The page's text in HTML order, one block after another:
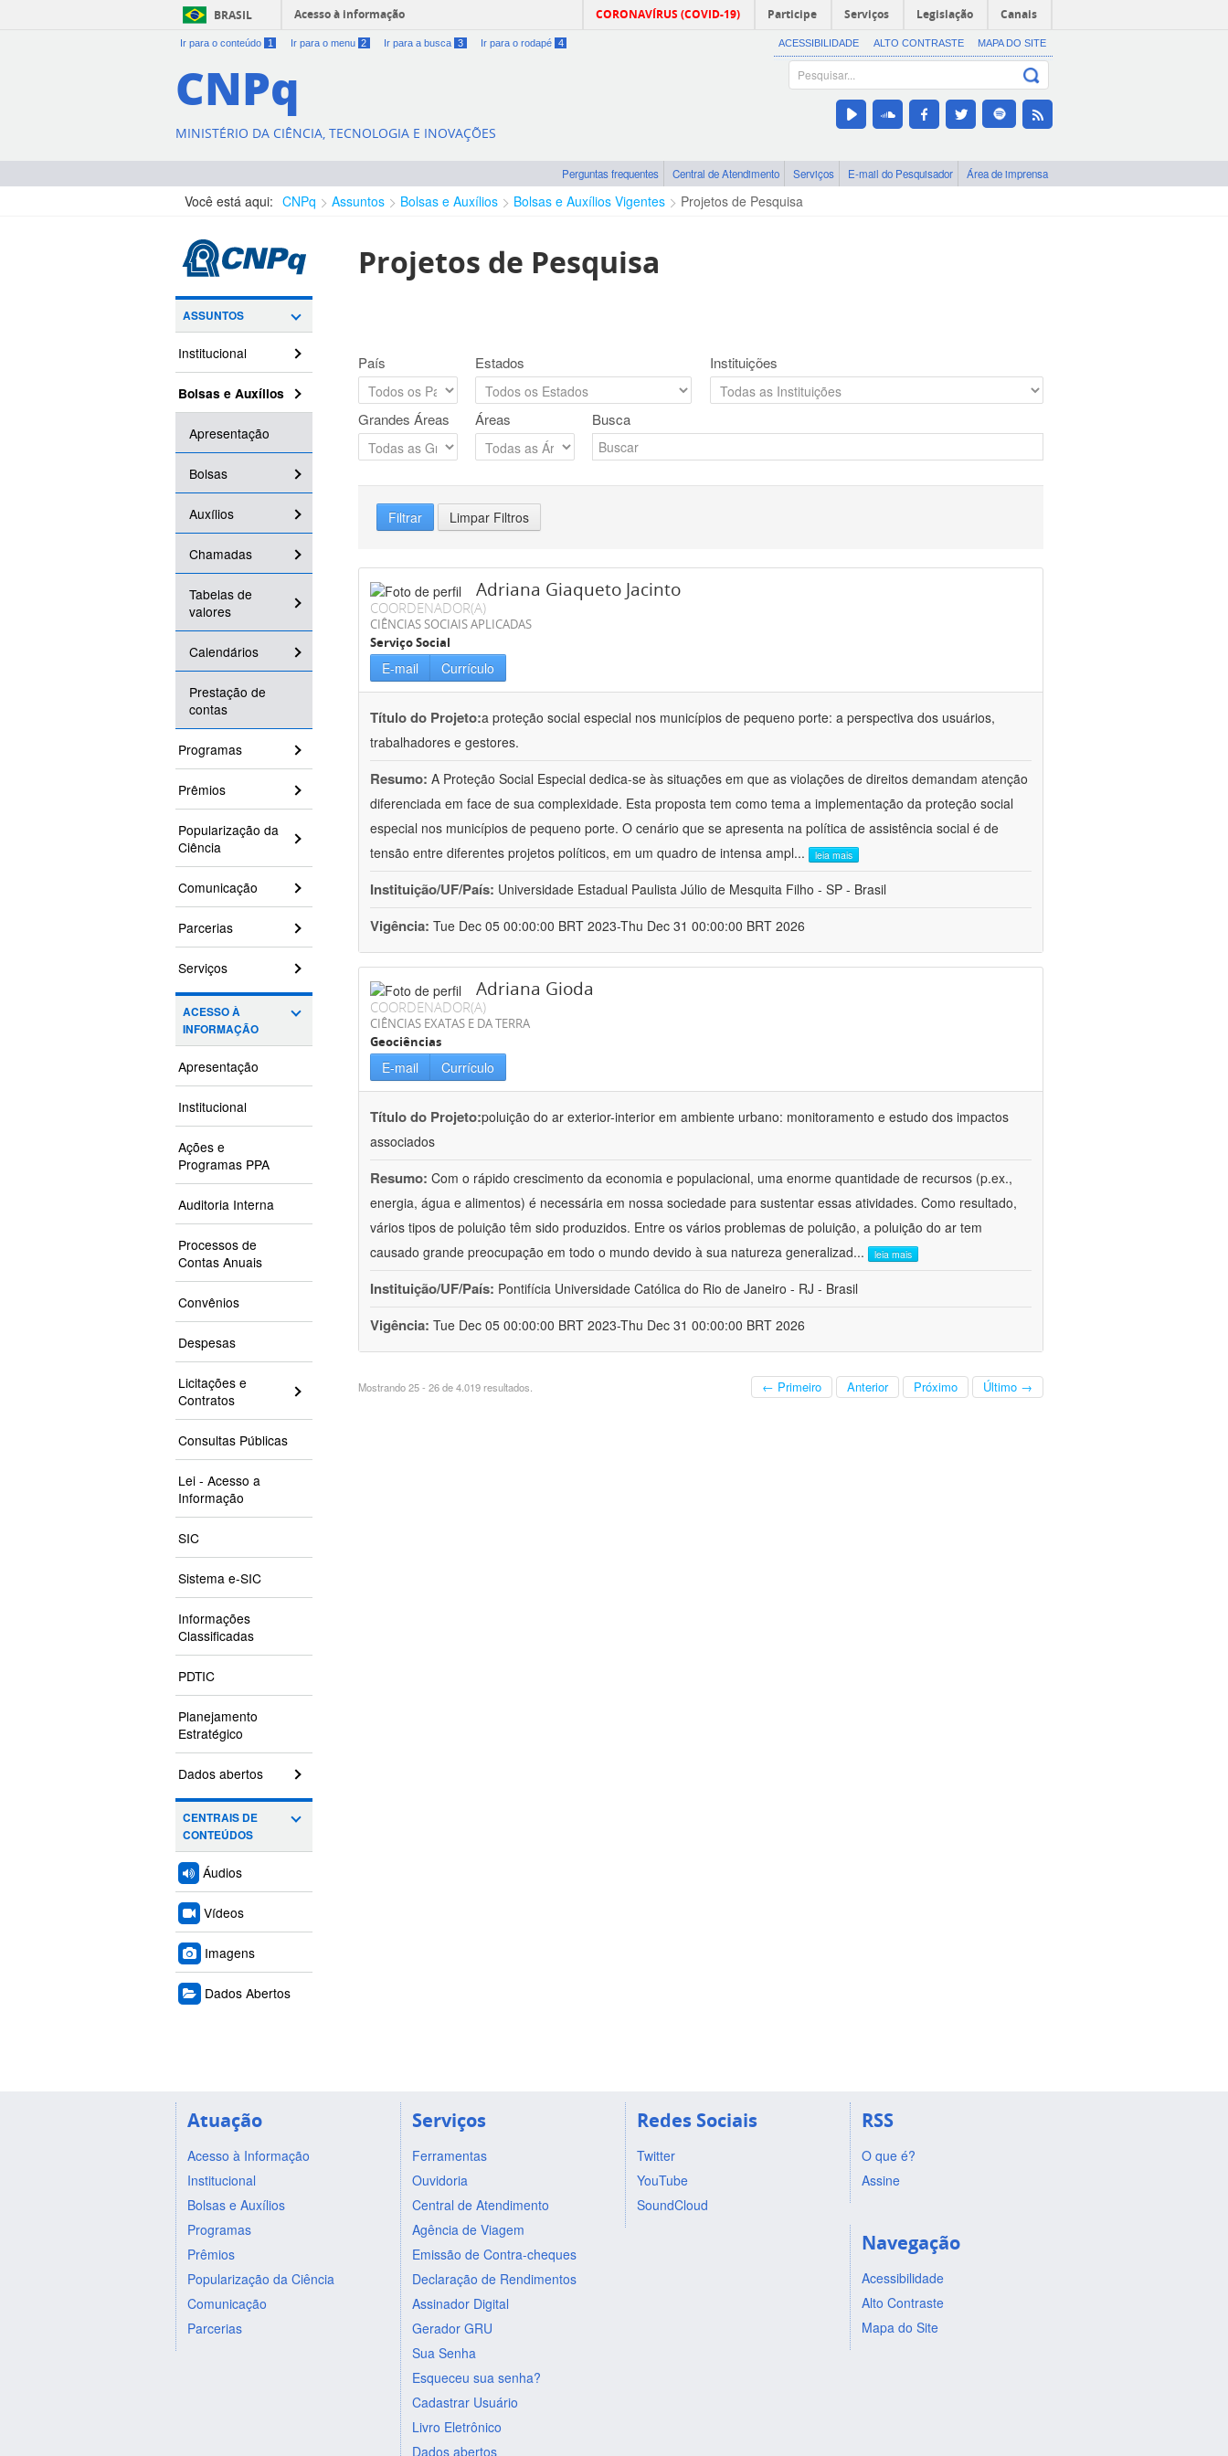
BRASIL Acesso à informação CORONAVÍRUS (COVID-19) Participe Serviços Legislação Canais
Ir para o conteúdo 1 Ir para o menu 2 Ir para a busca 3 Ir para o rodapé 4 ACESSIBILIDADE ALTO CONTRASTE MAPA DO SITE
CNPq
MINISTÉRIO DA CIÊNCIA, TECNOLOGIA E INOVAÇÕES
Perguntas frequentes Central de Atendimento Serviços E-mail do Pesquisador Área de imprensa
Você está aqui: CNPq Assuntos Bolsas e Auxílios Bolsas e Auxílios Vigentes Projetos de Pesquisa
ASSUNTOS
Institucional
Bolsas e Auxílios
Apresentação
Bolsas
Auxílios
Chamadas
Tabelas de
valores
Calendários
Prestação de
contas
Programas
Prêmios
Popularização da
Ciência
Comunicação
Parcerias
Serviços
ACESSO À
INFORMAÇÃO
Apresentação
Institucional
Ações e
Programas PPA
Auditoria Interna
Processos de
Contas Anuais
Convênios
Despesas
Licitações e
Contratos
Consultas Públicas
Lei - Acesso a
Informação
SIC
Sistema e-SIC
Informações
Classificadas
PDTIC
Planejamento
Estratégico
Dados abertos
CENTRAIS DE
CONTEÚDOS
Áudios
Vídeos
Imagens
Dados Abertos
Projetos de Pesquisa
País Estados Instituições
Grandes Áreas Áreas Busca
Filtrar Limpar Filtros
Adriana Giaqueto Jacinto
COORDENADOR(A)
CIÊNCIAS SOCIAIS APLICADAS
Serviço Social
E-mail Currículo
Título do Projeto:a proteção social especial nos municípios de pequeno porte: a perspectiva dos usuários,
trabalhadores e gestores.
Resumo: A Proteção Social Especial dedica-se às situações em que as violações de direitos demandam atenção
diferenciada em face de sua complexidade. Esta proposta tem como tema a implementação da proteção social
especial nos municípios de pequeno porte. O cenário que se apresenta na política de assistência social é de
tensão entre diferentes projetos políticos, em um quadro de intensa ampl... leia mais
Instituição/UF/País: Universidade Estadual Paulista Júlio de Mesquita Filho - SP - Brasil
Vigência: Tue Dec 05 00:00:00 BRT 2023-Thu Dec 31 00:00:00 BRT 2026
Adriana Gioda
COORDENADOR(A)
CIÊNCIAS EXATAS E DA TERRA
Geociências
E-mail Currículo
Título do Projeto:poluição do ar exterior-interior em ambiente urbano: monitoramento e estudo dos impactos
associados
Resumo: Com o rápido crescimento da economia e populacional, uma enorme quantidade de recursos (p.ex.,
energia, água e alimentos) é necessária em nossa sociedade para sustentar essas atividades. Como resultado,
vários tipos de poluição têm sido produzidos. Entre os vários problemas de poluição, a poluição do ar tem
causado grande preocupação em todo o mundo devido à sua natureza generalizad... leia mais
Instituição/UF/País: Pontifícia Universidade Católica do Rio de Janeiro - RJ - Brasil
Vigência: Tue Dec 05 00:00:00 BRT 2023-Thu Dec 31 00:00:00 BRT 2026
Mostrando 25 - 26 de 4.019 resultados. ← Primeiro Anterior Próximo Último →
Atuação
Acesso à Informação
Institucional
Bolsas e Auxílios
Programas
Prêmios
Popularização da Ciência
Comunicação
Parcerias
Serviços
Ferramentas
Ouvidoria
Central de Atendimento
Agência de Viagem
Emissão de Contra-cheques
Declaração de Rendimentos
Assinador Digital
Gerador GRU
Sua Senha
Esqueceu sua senha?
Cadastrar Usuário
Livro Eletrônico
Dados abertos
Redes Sociais
Twitter
YouTube
SoundCloud
RSS
O que é?
Assine
Navegação
Acessibilidade
Alto Contraste
Mapa do Site